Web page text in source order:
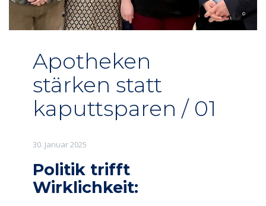
Apotheken
stärken statt
kaputtsparen / 01
30. Januar 2025
Politik trifft
Wirklichkeit: